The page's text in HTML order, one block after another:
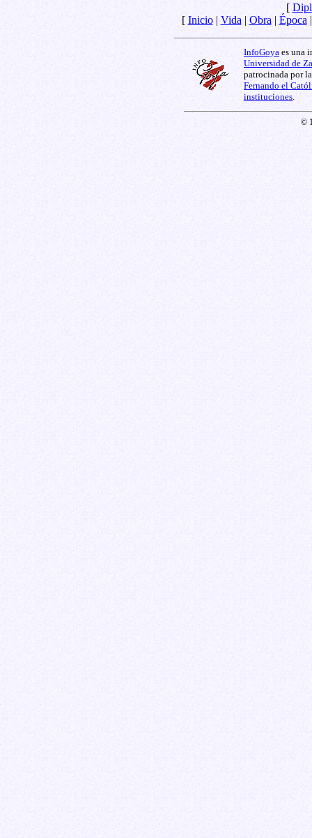
[
[ Inicio| Vida | Obra | Época
InfoGoya es una
Universidad de
patrocinada por
Fernando el
instituciones
©